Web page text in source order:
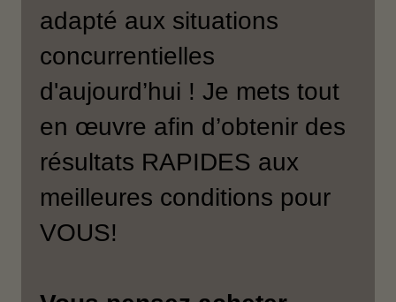
adapté aux situations
concurrentielles
d'aujourd’hui ! Je mets tout
en œuvre afin d’obtenir des
résultats RAPIDES aux
meilleures conditions pour
VOUS!